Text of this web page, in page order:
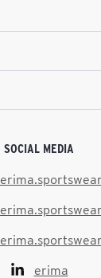
SOCIAL MEDIA
erima.sportswear
erima.sportswear
erima.sportswear
erima